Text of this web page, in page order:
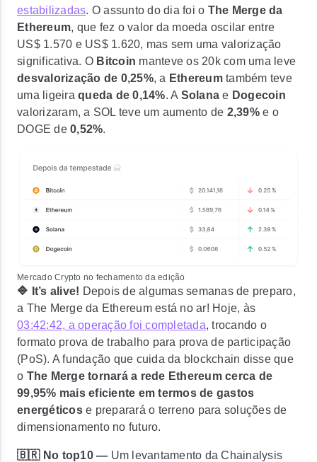
estabilizadas. O assunto do dia foi o The Merge da
Ethereum, que fez o valor da moeda oscilar entre
US$ 1.570 e US$ 1.620, mas sem uma valorização
significativa. O Bitcoin manteve os 20k com uma leve
desvalorização de 0,25%, a Ethereum também teve
uma ligeira queda de 0,14%. A Solanae Dogecoin
valorizaram, a SOL teve um aumento de 2,39%e o
DOGE de 0,52%.
Mercado Crypto no fechamento da edição
🔷 It’s alive! Depois de algumas semanas de preparo,
a The Merge da Ethereum está no ar! Hoje, às
03:42:42, a operação foi completada, trocando o
formato prova de trabalho para prova de participação
(PoS). A fundação que cuida da blockchain disse que
o The Merge tornará a rede Ethereum cerca de
99,95% mais eficiente em termos de gastos
energéticose preparará o terreno para soluções de
dimensionamento no futuro.
🇧🇷 No top10 — Um levantamento da Chainalysis